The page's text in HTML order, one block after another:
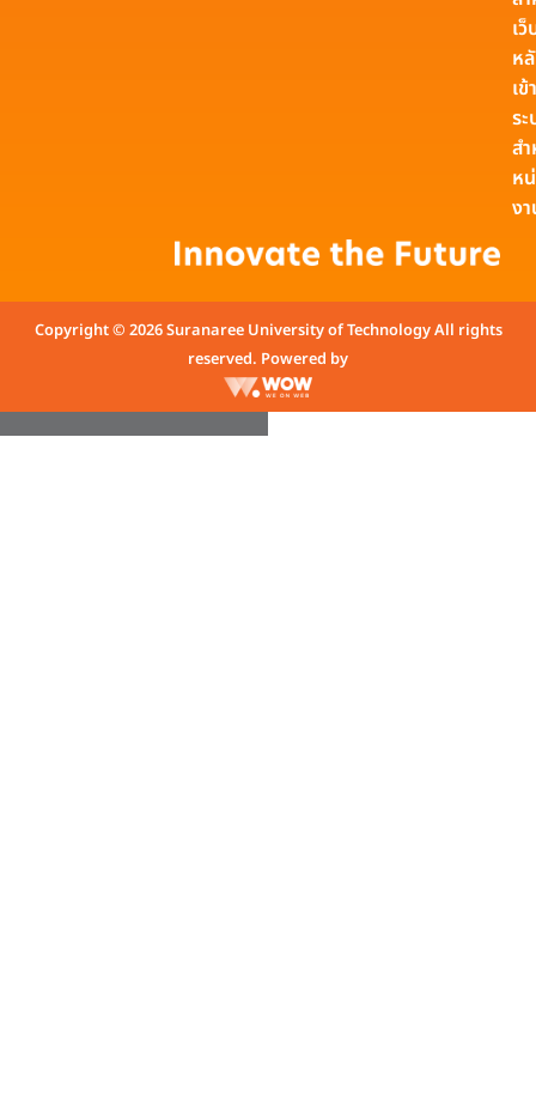
เ
ห
เข้
ร
ส
ห
ง
Copyright © 2026 Suranaree University of Technology All rights
reserved. Powered by